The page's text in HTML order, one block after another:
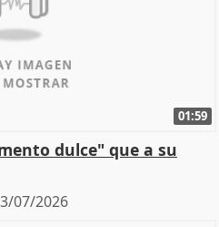
01:59
dulce" que a su
07/2026